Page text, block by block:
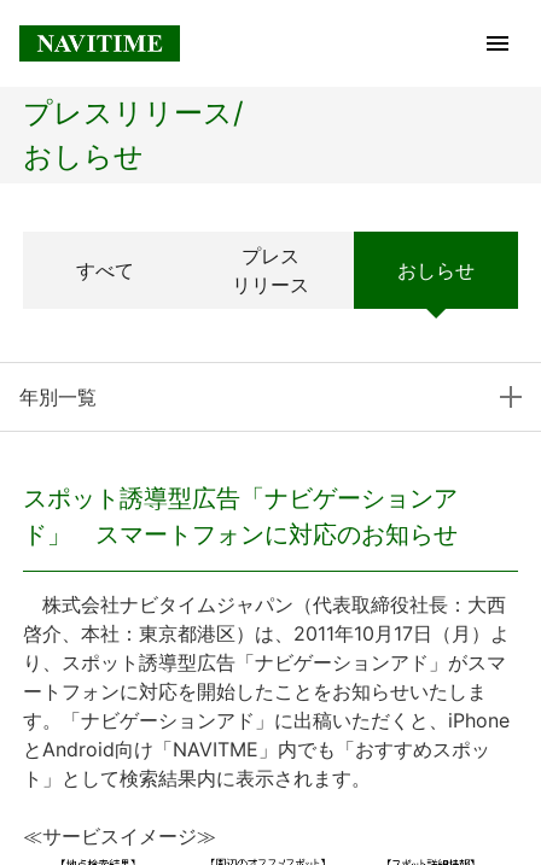
トップページ
経営理念
プレスリリース
プレスリリース
おしらせ
サービス
個人向けサービス
法人向けサービス
プレスリリース/
おしらせ
すべて
プレス
リリース
おしらせ
年別一覧
スポット誘導型広告「ナビゲーションア
ド」 スマートフォンに対応のお知らせ
株式会社ナビタイムジャパン（代表取締役社長：大西
啓介、本社：東京都港区）は、2011年10月17日（月）よ
り、スポット誘導型広告「ナビゲーションアド」がスマ
ートフォンに対応を開始したことをお知らせいたしま
す。「ナビゲーションアド」に出稿いただくと、iPhone
とAndroid向け「NAVITME」内でも「おすすめスポッ
ト」として検索結果内に表示されます。
≪サービスイメージ≫